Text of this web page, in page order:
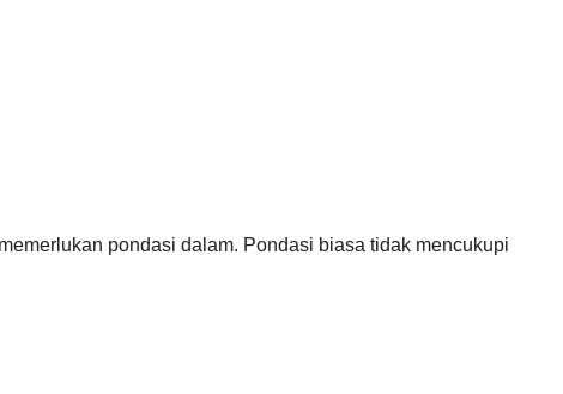
pondasi dalam. Pondasi biasa tidak mencukupi